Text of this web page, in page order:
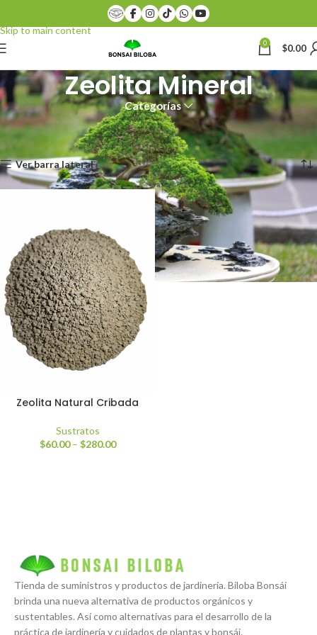
Skip to main content
0 $0.00
Zeolita Mineral
Categorías
Inicio Productos etiquetados “Zeolita Mineral”
Mostrando el único resultado
Ver barra lateral
Zeolita Natural Cribada
Sustratos
$60.00 – $280.00
Tienda de suministros y productos de jardinería. Biloba Bonsái
brinda una nueva alternativa de productos orgánicos y
sustentables. Así como alternativas para el desarrollo de la
práctica de jardinería y cuidados de plantas y bonsái.